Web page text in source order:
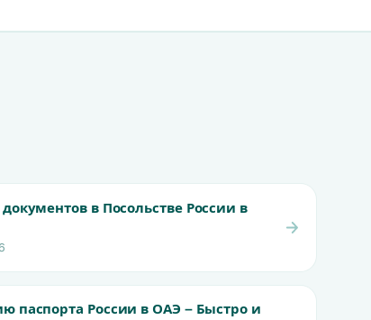
в Посольстве России в
паспорта России в ОАЭ – Быстро и